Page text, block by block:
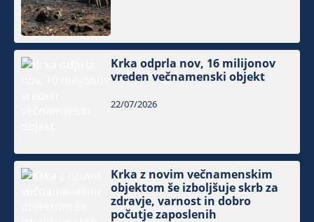
Krka odprla nov, 16 milijonov
vreden večnamenski objekt
22/07/2026
Krka z novim večnamenskim
objektom še izboljšuje skrb za
zdravje, varnost in dobro
počutje zaposlenih